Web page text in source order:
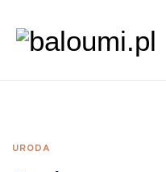
URODA